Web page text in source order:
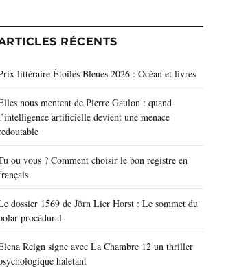
RÉCENTS
littéraire Étoiles Bleues 2026 : Océan et livres
nous mentent de Pierre Gaulon : quand
artificielle devient une menace
ou vous ? Comment choisir le bon registre en
dossier 1569 de Jörn Lier Horst : Le sommet du
procédural
Reign signe avec La Chambre 12 un thriller
haletant